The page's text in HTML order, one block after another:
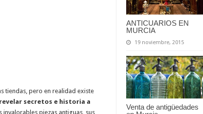
ANTICUARIOS EN
MURCIA
19 noviembre, 2015
Venta de antigüedades
tiendas, pero en realidad existe
secretos e historia a
invalorables piezas antiguas, sus